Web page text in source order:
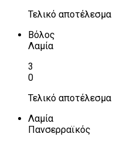
Τελικό αποτέλεσμα
Βόλος
Λαμία
3
0
Τελικό αποτέλεσμα
Λαμία
Πανσερραϊκός